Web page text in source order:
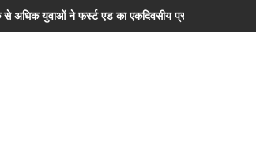
अधिक युवाओं ने फर्स्ट एड का एकदिवसीय प्रशिक्षण लिया।